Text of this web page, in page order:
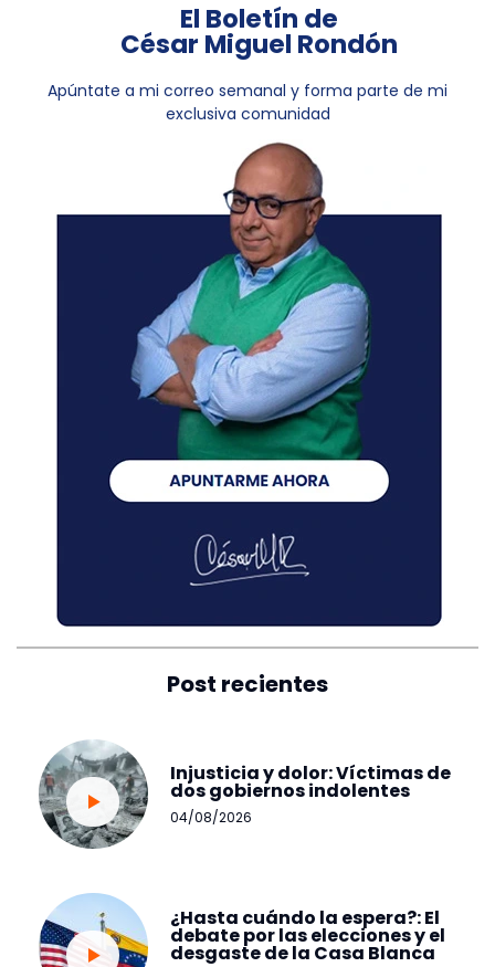
El Boletín de
César Miguel Rondón
Apúntate a mi correo semanal y forma parte de mi
exclusiva comunidad
Post recientes
Injusticia y dolor: Víctimas de
dos gobiernos indolentes
04/08/2026
¿Hasta cuándo la espera?: El
debate por las elecciones y el
desgaste de la Casa Blanca